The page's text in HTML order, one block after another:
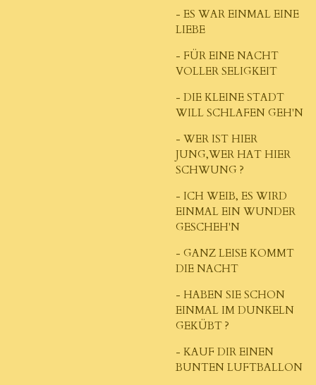
- ES WAR EINMAL EINE
LIEBE
- FÜR EINE NACHT
VOLLER SELIGKEIT
- DIE KLEINE STADT
WILL SCHLAFEN GEH'N
- WER IST HIER
JUNG,WER HAT HIER
SCHWUNG ?
- ICH WEIB, ES WIRD
EINMAL EIN WUNDER
GESCHEH'N
- GANZ LEISE KOMMT
DIE NACHT
- HABEN SIE SCHON
EINMAL IM DUNKELN
GEKÜBT ?
- KAUF DIR EINEN
BUNTEN LUFTBALLON